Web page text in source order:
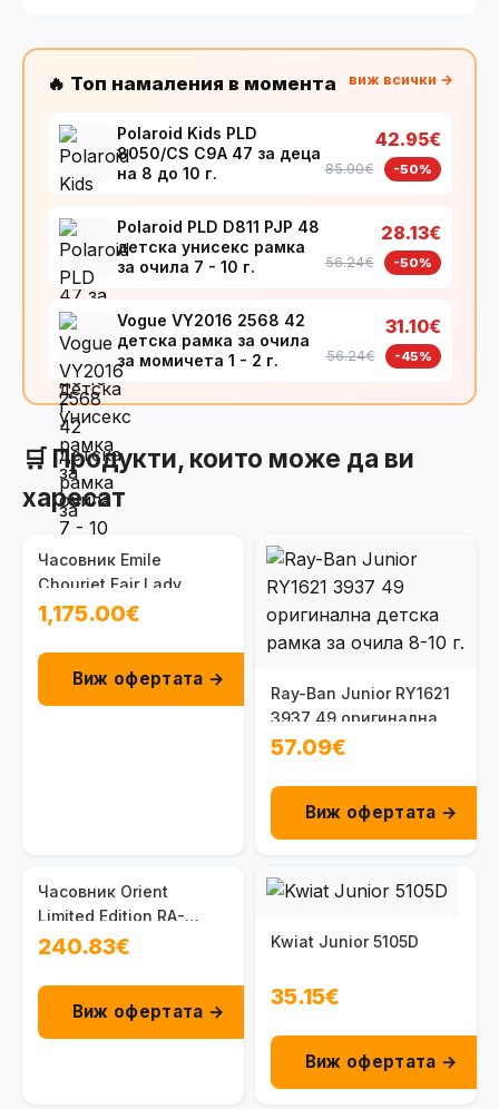
🔥 Топ намаления в момента виж всички →
Polaroid Kids PLD
8050/CS C9A 47 за деца
на 8 до 10 г.
42.95€
85.90€ -50%
Polaroid PLD D811 PJP 48
детска унисекс рамка
за очила 7 - 10 г.
28.13€
56.24€ -50%
Vogue VY2016 2568 42
детска рамка за очила
за момичета 1 - 2 г.
31.10€
56.24€ -45%
🛒 Продукти, които може да ви
харесат
Часовник Emile
Chouriet Fair Lady
06.1138.L.6.8.25.2
1,175.00€
Виж офертата →
Ray-Ban Junior RY1621
3937 49 оригинална
детска рамка за очила
57.09€
Виж офертата →
Часовник Orient
Limited Edition RA-
BB0006N
240.83€
Виж офертата →
Kwiat Junior 5105D
35.15€
Виж офертата →